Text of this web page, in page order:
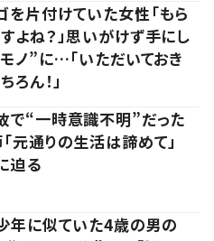
片付けていた女性「もら
よね？」思いがけず手にし
ノ”に…「いただいておき
ろん！」
で“一時意識不明”だった
元通りの生活は諦めて」
迫る
年に似ていた4歳の男の